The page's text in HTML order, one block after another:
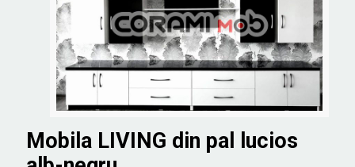
Mobila LIVING din pal lucios